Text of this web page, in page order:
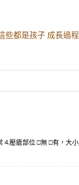
些都是孩子 成長過
壓瘡部位 □無 □有，大小